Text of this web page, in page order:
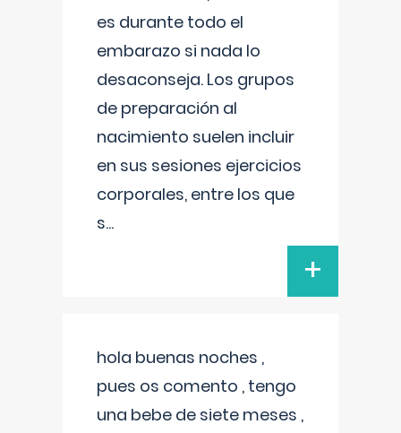
es durante todo el
embarazo si nada lo
desaconseja. Los grupos
de preparación al
nacimiento suelen incluir
en sus sesiones ejercicios
corporales, entre los que
s...
+
hola buenas noches ,
pues os comento , tengo
una bebe de siete meses ,